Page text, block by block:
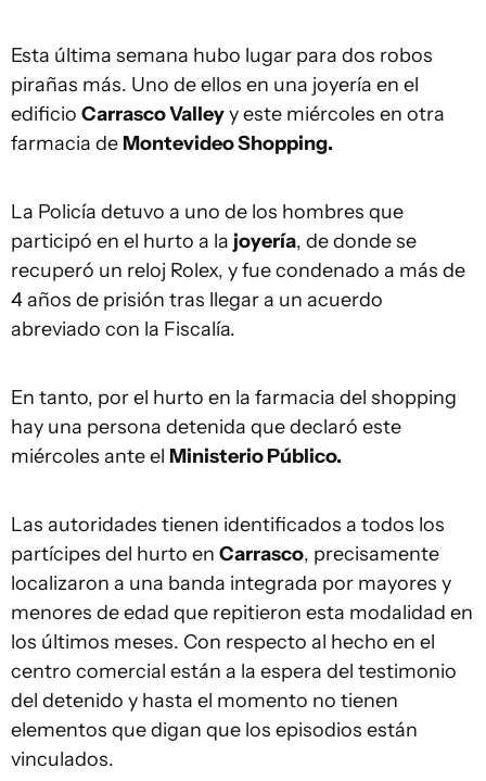
Esta última semana hubo lugar para dos robos
pirañas más. Uno de ellos en una joyería en el
edificio Carrasco Valleyy este miércoles en otra
farmacia de Montevideo Shopping.
La Policía detuvo a uno de los hombres que
participó en el hurto a la joyería, de donde se
recuperó un reloj Rolex, y fue condenado a más de
4 años de prisión tras llegar a un acuerdo
abreviado con la Fiscalía.
En tanto, por el hurto en la farmacia del shopping
hay una persona detenida que declaró este
miércoles ante el Ministerio Público.
Las autoridades tienen identificados a todos los
partícipes del hurto en Carrasco, precisamente
localizaron a una banda integrada por mayores y
menores de edad que repitieron esta modalidad en
los últimos meses. Con respecto al hecho en el
centro comercial están a la espera del testimonio
del detenido y hasta el momento no tienen
elementos que digan que los episodios están
vinculados.